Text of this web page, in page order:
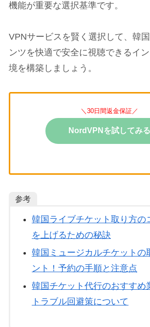
機能が重要な選択基準です。
VPNサービスを賢く選択して、韓
ンツを快適で安全に視聴できるイ
境を構築しましょう。
＼30日間返金保証／
NordVPNを試してみる
参考
韓国ライブチケット取り方の
を上げるための秘訣
韓国ミュージカルチケットの
ント！予約の手順と注意点
韓国チケット代行のおすすめ
トラブル回避策について